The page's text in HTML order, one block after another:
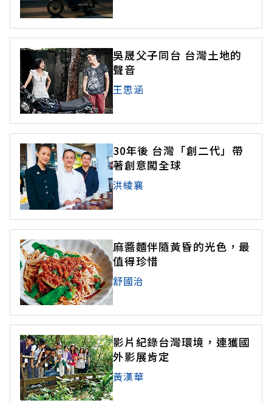
吳晟父子同台 台灣土地的
聲音
王思涵
30年後 台灣「創二代」帶
著創意闖全球
洪綾襄
麻醬麵伴隨黃昏的光色，最
值得珍惜
舒國治
影片紀錄台灣環境，連獲國
外影展肯定
黃漢華